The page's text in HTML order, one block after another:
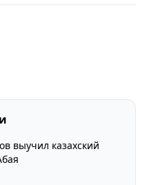
выучил казахский